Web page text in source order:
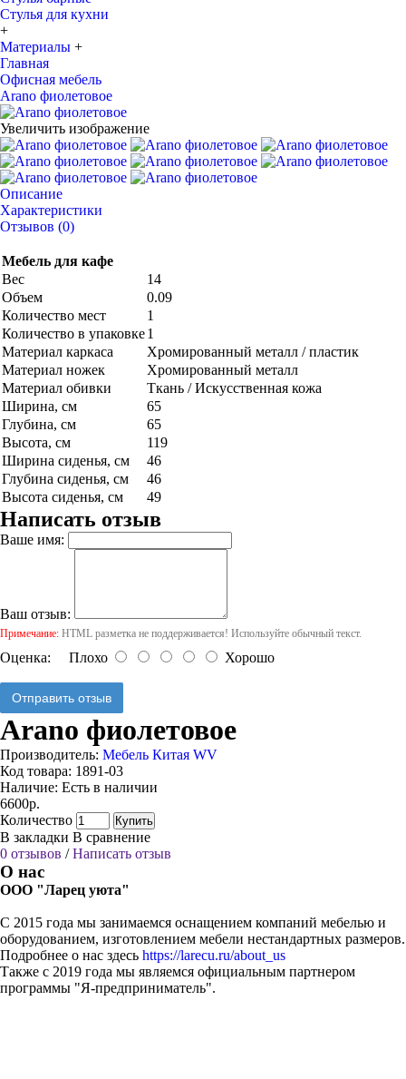
Стулья для кухни
+
Материалы +
Главная
Офисная мебель
Arano фиолетовое
Увеличить изображение
Описание
Характеристики
Отзывов (0)
Мебель для кафе
Вес
14
Объем
0.09
Количество мест
1
Количество в упаковке1
Материал каркаса
Хромированный металл / пластик
Материал ножек
Хромированный металл
Материал обивки
Ткань / Искусственная кожа
Ширина, см
65
Глубина, см
65
Высота, см
119
Ширина сиденья, см
46
Глубина сиденья, см
46
Высота сиденья, см
49
Написать отзыв
Ваше имя:
Ваш отзыв:
Примечание: HTML разметка не поддерживается! Используйте обычный текст.
Оценка: Плохо Хорошо
Отправить отзыв
Arano фиолетовое
Производитель: Мебель Китая WV
Код товара: 1891-03
Наличие: Есть в наличии
6600р.
Количество
Купить
В закладки В сравнение
0 отзывов /Написать отзыв
О нас
ООО "Ларец уюта"
С 2015 года мы занимаемся оснащением компаний мебелью и
оборудованием, изготовлением мебели нестандартных размеров.
Подробнее о нас здесь https://larecu.ru/about_us
Также с 2019 года мы являемся официальным партнером
программы "Я-предприниматель".